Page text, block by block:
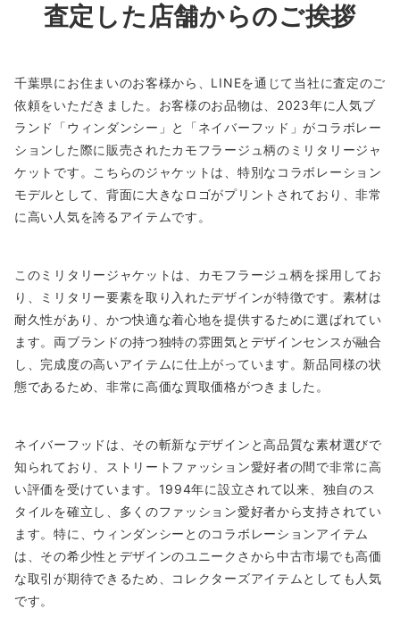
査定した店舗からのご挨拶
千葉県にお住まいのお客様から、LINEを通じて当社に査定のご
依頼をいただきました。お客様のお品物は、2023年に人気ブ
ランド「ウィンダンシー」と「ネイバーフッド」がコラボレー
ションした際に販売されたカモフラージュ柄のミリタリージャ
ケットです。こちらのジャケットは、特別なコラボレーション
モデルとして、背面に大きなロゴがプリントされており、非常
に高い人気を誇るアイテムです。
このミリタリージャケットは、カモフラージュ柄を採用してお
り、ミリタリー要素を取り入れたデザインが特徴です。素材は
耐久性があり、かつ快適な着心地を提供するために選ばれてい
ます。両ブランドの持つ独特の雰囲気とデザインセンスが融合
し、完成度の高いアイテムに仕上がっています。新品同様の状
態であるため、非常に高価な買取価格がつきました。
ネイバーフッドは、その斬新なデザインと高品質な素材選びで
知られており、ストリートファッション愛好者の間で非常に高
い評価を受けています。1994年に設立されて以来、独自のス
タイルを確立し、多くのファッション愛好者から支持されてい
ます。特に、ウィンダンシーとのコラボレーションアイテム
は、その希少性とデザインのユニークさから中古市場でも高価
な取引が期待できるため、コレクターズアイテムとしても人気
です。